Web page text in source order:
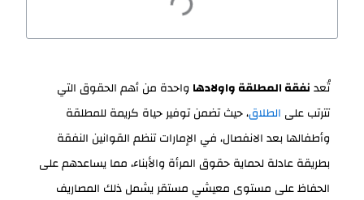
تُعدنفقة المطلقة واولادها واحدة من أهم الحقوق التي
تترتب على الطلاق، حيث تضمن توفير حياة كريمة للمطلقة
وأطفالها بعد الانفصال، في الإمارات تنظم القوانين النفقة
بطريقة عادلة لحماية حقوق المرأة والأبناء، مما يساعدهم على
الحفاظ على مستوى معيشي مستقر يشمل ذلك المصاريف